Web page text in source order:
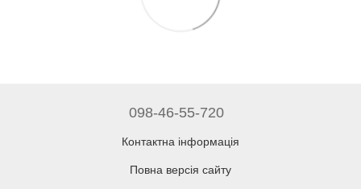
098-46-55-720
Контактна інформація
Повна версія сайту